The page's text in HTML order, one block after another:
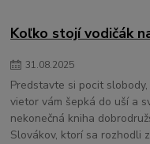
Koľko stojí vodičák
31.08.2025
Predstavte si pocit
vietor vám šepká do uší a
nekonečná kniha
Slovákov, ktorí sa rozhodli